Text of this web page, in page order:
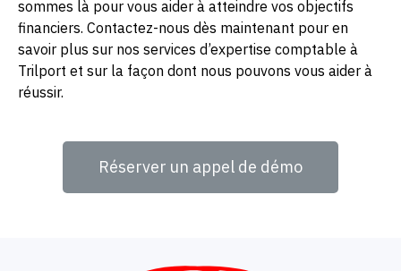
sommes là pour vous aider à atteindre vos objectifs
financiers. Contactez-nous dès maintenant pour en
savoir plus sur nos services d’expertise comptable à
Trilport et sur la façon dont nous pouvons vous aider à
réussir.
Réserver un appel de démo